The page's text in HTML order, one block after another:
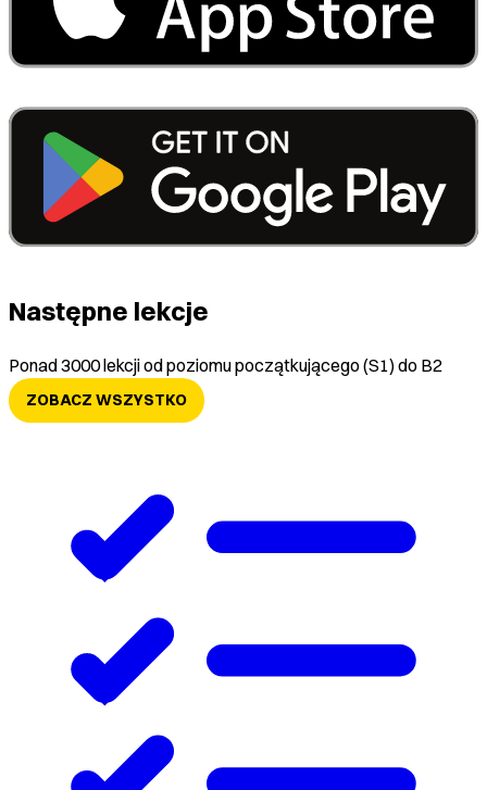
Następne lekcje
Ponad 3000 lekcji od poziomu początkującego (S1) do B2
ZOBACZ WSZYSTKO